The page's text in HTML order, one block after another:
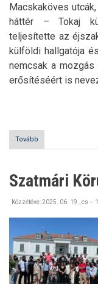
Macskaköves
háttér – Tokaj
teljesítette az
külföldi hallgatója
nemcsak a
erősítéséért is
Tovább
by
Nyíregyházi
csapata
a
mezőnyben)
Szatmári
Közzétéve:2025. 06. 19., cs –